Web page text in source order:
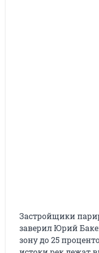
Застройщики
заверил Юрий
зону до 25